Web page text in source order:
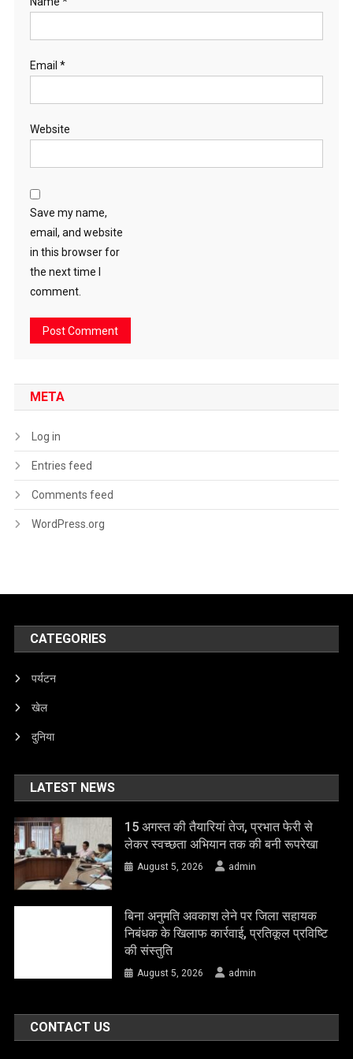
Email *
Website
Save my name,
email, and website
in this browser for
the next time I
comment.
META
Log in
Entries feed
Comments feed
WordPress.org
CATEGORIES
पर्यटन
खेल
दुनिया
LATEST NEWS
15 अगस्त की तैयारियां तेज, प्रभात फेरी से
लेकर स्वच्छता अभियान तक की बनी रूपरेखा
August 5, 2026 admin
बिना अनुमति अवकाश लेने पर जिला सहायक
निबंधक के खिलाफ कार्रवाई, प्रतिकूल प्रविष्टि
की संस्तुति
August 5, 2026 admin
CONTACT US